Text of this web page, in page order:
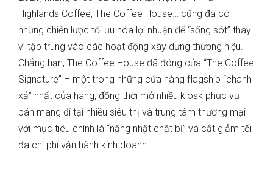
Highlands Coffee, The Coffee House… cũng đã có
những chiến lược tối ưu hóa lợi nhuận để “sống sót” thay
vì tập trung vào các hoạt động xây dựng thương hiệu.
Chẳng hạn, The Coffee House đã đóng cửa “The Coffee
Signature” – một trong những cửa hàng flagship “chanh
xả” nhất của hãng, đồng thời mở nhiều kiosk phục vụ
bán mang đi tại nhiều siêu thị và trung tâm thương mại
với mục tiêu chính là “năng nhặt chặt bị” và cắt giảm tối
đa chi phí vận hành kinh doanh.